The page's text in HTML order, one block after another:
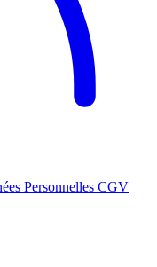
Personnelles CGV